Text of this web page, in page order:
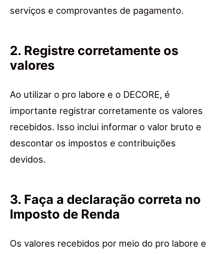
serviços e comprovantes de pagamento.
2. Registre corretamente os
valores
Ao utilizar o pro labore e o DECORE, é
importante registrar corretamente os valores
recebidos. Isso inclui informar o valor bruto e
descontar os impostos e contribuições
devidos.
3. Faça a declaração correta no
Imposto de Renda
Os valores recebidos por meio do pro labore e